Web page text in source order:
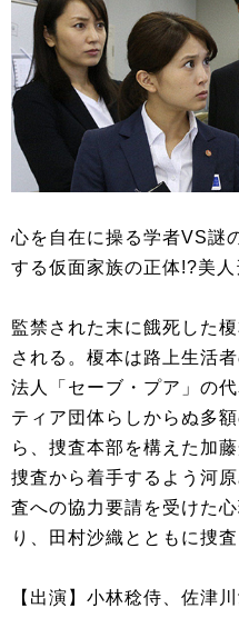
心を自在に操る学者VS謎
する仮面家族の正体!?美
監禁された末に餓死した
される。榎本は路上生活
法人「セーブ・プア」の
ティア団体らしからぬ多
ら、捜査本部を構えた加
捜査から着手するよう河
査への協力要請を受けた
り、田村沙織とともに捜査
【出演】小林稔侍、佐津